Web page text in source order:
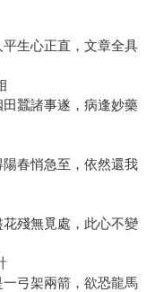
生心正直，文章全具
蠶諸事遂，病逢妙藥
春悄急至，依然還我
殘無覓處，此心不變
弓架兩箭，欲恐龍馬